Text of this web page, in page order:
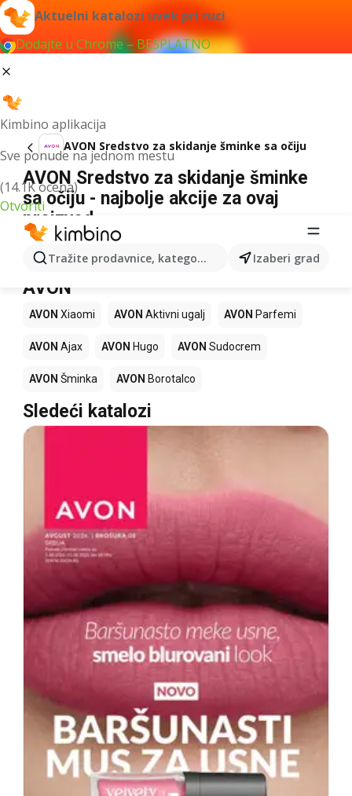
Aktuelni katalozi uvek pri ruci
Dodajte u Chrome – BESPLATNO
Kimbino aplikacija
Sve ponude na jednom mestu
(14.1K ocena)
Otvoriti
Tražite prodavnice, kategorije, proizvode...Izaberi grad
AVON Sredstvo za skidanje šminke sa očiju
AVON Sredstvo za skidanje šminke
sa očiju - najbolje akcije za ovaj
proizvod
Za navedeni izraz nismo našli nikakav rezultat.
Drugi proizvodi u prodavnicama
AVON
AVON Xiaomi AVON Aktivni ugalj AVON Parfemi
AVON Ajax AVON Hugo AVON Sudocrem
AVON Šminka AVON Borotalco
Sledeći katalozi